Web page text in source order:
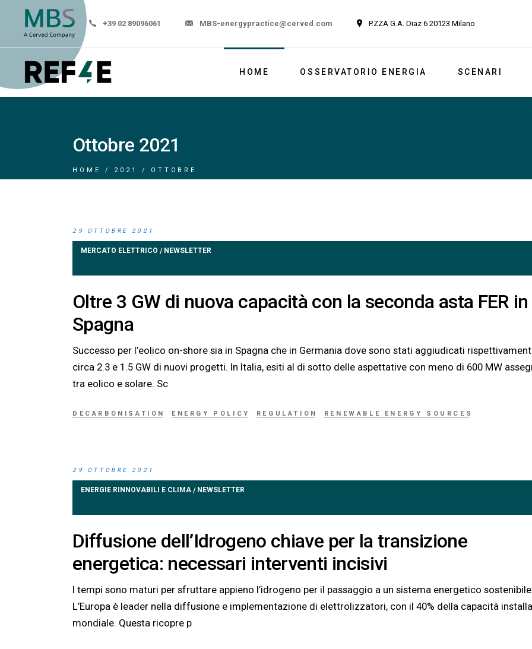
+39 02 89096061 MBS-energypractice@cerved.com P.ZZA G.A. Diaz 6 20123 Milano
HOME OSSERVATORIO ENERGIA SCENARI
Ottobre 2021
HOME 2021 OTTOBRE
29 OTTOBRE 2021
MERCATO ELETTRICO / NEWSLETTER
Oltre 3 GW di nuova capacità con la seconda asta FER in
Spagna
Successo per l’eolico on-shore sia in Spagna che in Germania dove sono stati aggiudicati
circa 2.3 e 1.5 GW di nuovi progetti. In Italia, esiti al di sotto delle aspettative con meno di 600 MW
tra eolico e solare. Sc
DECARBONISATION ENERGY POLICY REGULATION RENEWABLE ENERGY SOURCES
29 OTTOBRE 2021
ENERGIE RINNOVABILI E CLIMA / NEWSLETTER
Diffusione dell’Idrogeno chiave per la transizione
energetica: necessari interventi incisivi
I tempi sono maturi per sfruttare appieno l’idrogeno per il passaggio a un sistema energetico
L’Europa è leader nella diffusione e implementazione di elettrolizzatori, con il 40% della capacità
mondiale. Questa ricopre p